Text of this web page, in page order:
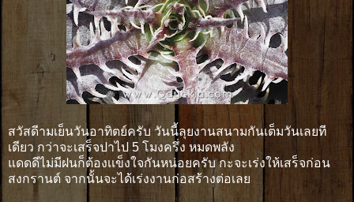
สวัสดีามเย็นวันอาทิตย์ครับ วันนี้ลุยงานสนามกันเต็มวันเลยที
เดียว กว่าจะเสร็จปาไป 5 โมงครึ่ง หมดพลัง
แดดดีไม่มีฝนก็ต้องเเข็งใจกันหน่อยครับ กะจะเร่งให้เสร็จก่อน
สงกรานต์ จากนั้นจะได้เร่งงานก่อสร้างต่อเลย